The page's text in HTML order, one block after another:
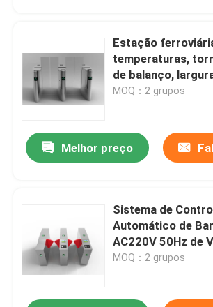
Estação
temperaturas,
de balanço,
550 mm
MOQ：2 grupos
Melhor preço
Sistema de
Automático de
AC220V 50Hz de
Bilhetes
MOQ：2 grupos